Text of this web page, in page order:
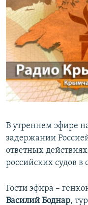
ТЕЛЕПРОЕКТ
СОВЕТЫ
ПРОПАВШИЕ БЕЗ ВЕСТИ
ПОБЕДИТЕЛЕЙ НЕ
КРЫМ.НЕПОКОРЕННЫЙ
ELIFBE
Українською
Qırımtatar
ПРИСОЕДИНЯЙТЕСЬ!
Все сайты RFE/RL
В утреннем эфире
задержании
ответных
российских судов в
Гости эфира –
Василий Боднар,